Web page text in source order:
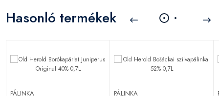
Hasonló termékek
PÁLINKA PÁLINKA